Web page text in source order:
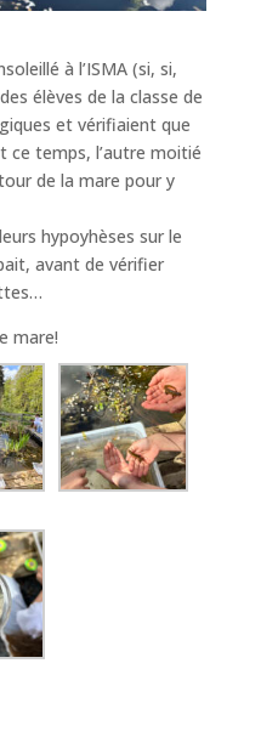
à l’ISMA (si, si,
élèves de la classe de
et vérifiaient que
ce temps, l’autre moitié
de la mare pour y
hypoyhèses sur le
avant de vérifier
mare!